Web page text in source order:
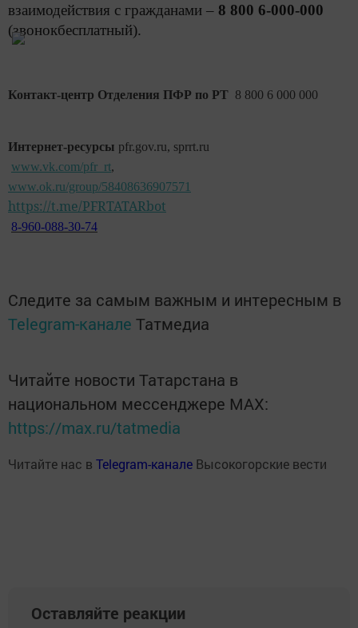
взаимодействия с гражданами – 8 800 6-000-000
(звонокбесплатный).
Контакт-центр Отделения ПФР по РТ 8 800 6 000 000
Интернет-ресурсы pfr.gov.ru, sprrt.ru
www.vk.com/pfr_rt,
www.ok.ru/group/58408636907571
https://t.me/PFRTATARbot
8-960-088-30-74
Следите за самым важным и интересным в
Telegram-канале Татмедиа
Читайте новости Татарстана в
национальном мессенджере MАХ:
https://max.ru/tatmedia
Читайте нас в Telegram-канале Высокогорские вести
Оставляйте реакции